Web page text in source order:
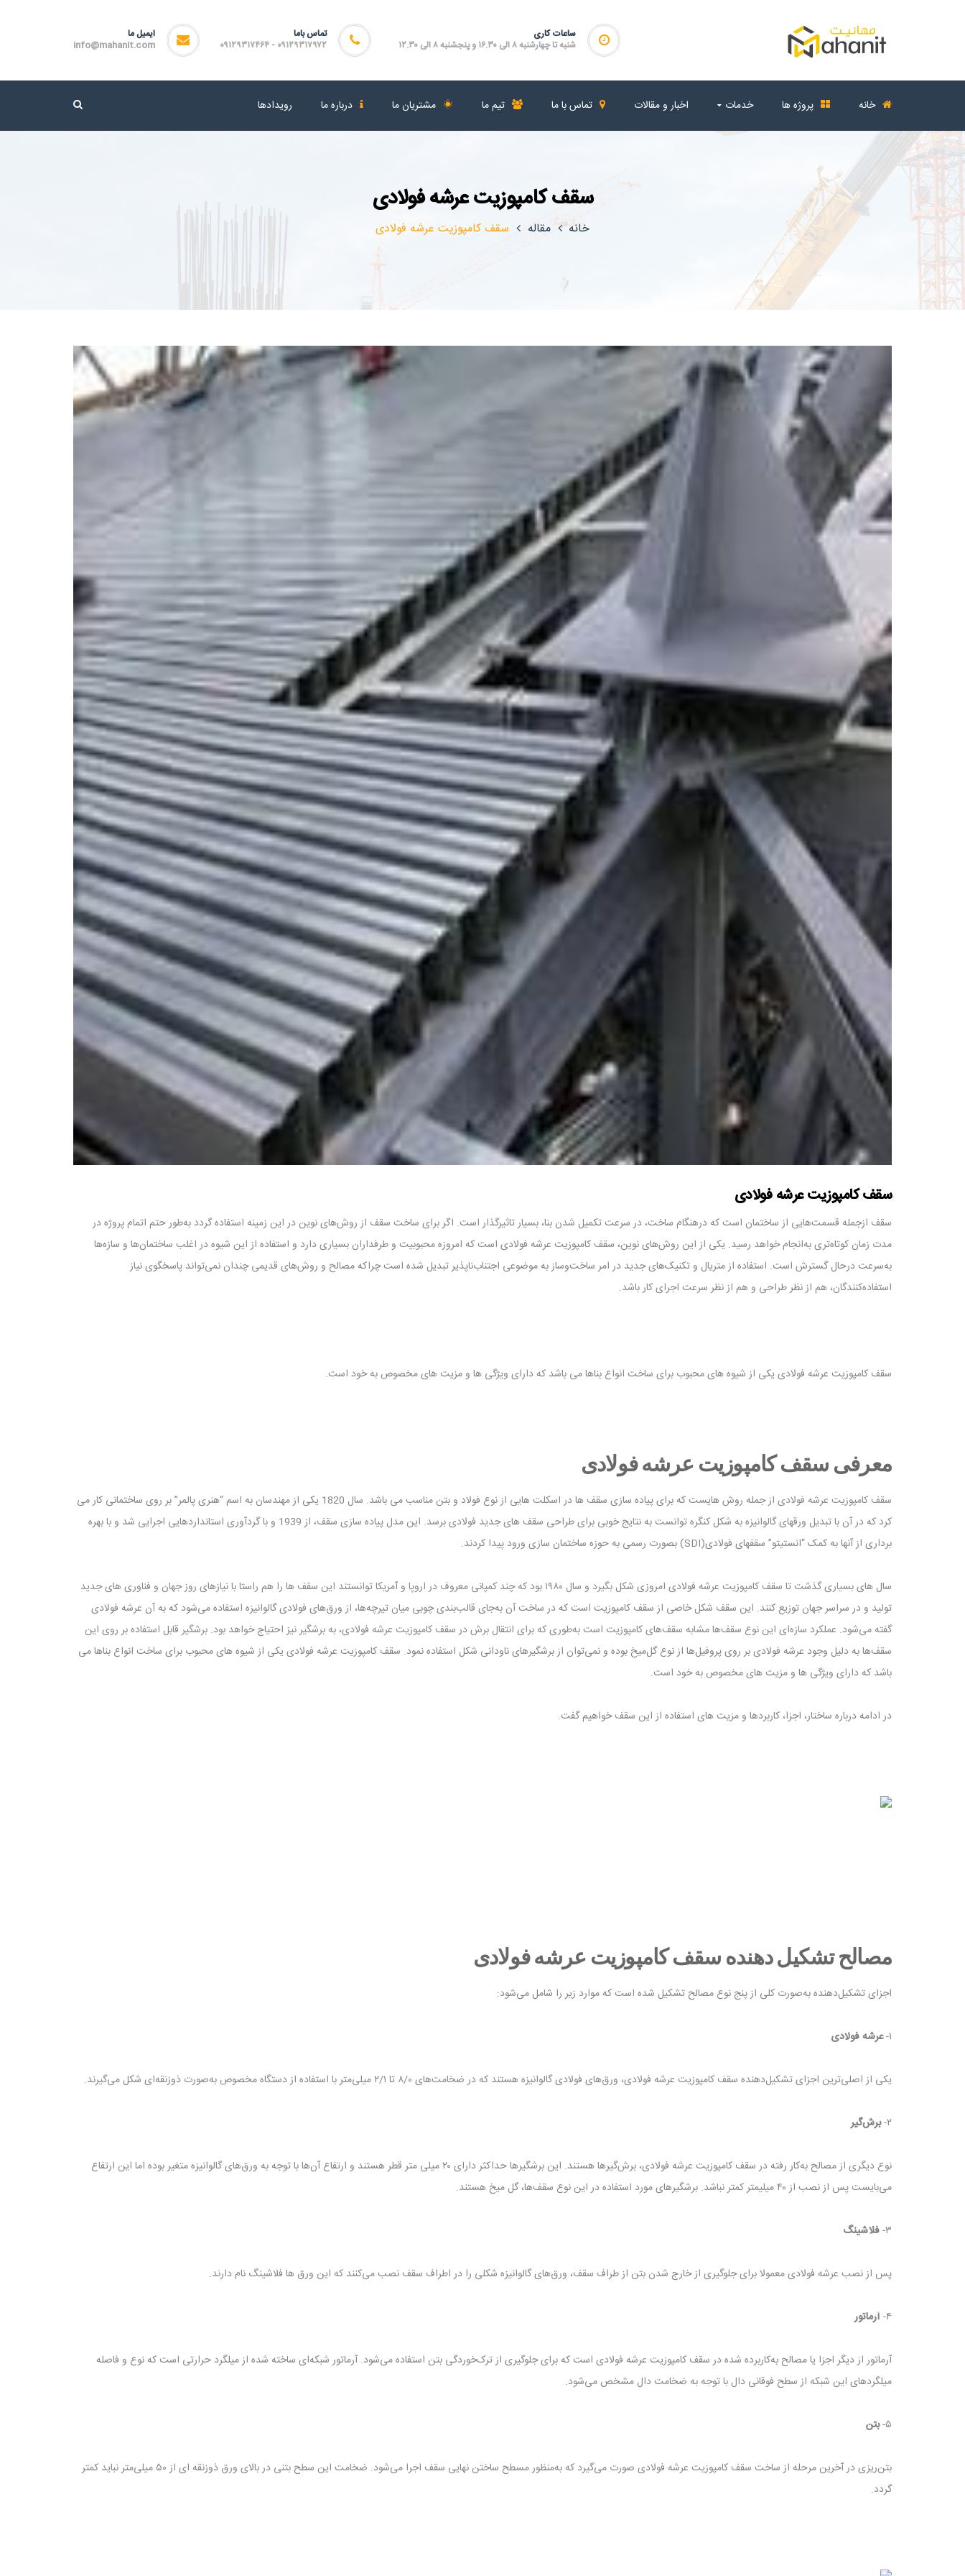
ایمیل ما
info@mahanit.com
تماس باما
۰۹۱۲۹۳۱۷۹۷۲ - ۰۹۱۲۹۳۱۷۴۶۴
ساعات کاری
شنبه تا چهارشنبه ۸ الی ۱۶.۳۰ و پنجشنبه ۸ الی ۱۲.۳۰
خانه پروژه ها خدمات اخبار و مقالات تماس با ما تیم ما مشتریان ما درباره ما رویدادها
سقف کامپوزیت عرشه فولادی
خانه مقاله سقف کامپوزیت عرشه فولادی
سقف کامپوزیت عرشه فولادی
سقف ازجمله قسمت‌هایی از ساختمان است که درهنگام ساخت، در سرعت تکمیل شدن بنا، بسیار تاثیرگذار است. اگر برای ساخت سقف از روش‌های نوین در این زمینه استفاده گردد به‌طور حتم اتمام پروژه در
مدت زمان کوتاه‌تری به‌انجام خواهد رسید. یکی از این روش‌های نوین، سقف کامپوزیت عرشه فولادی است که امروزه محبوبیت و طرفداران بسیاری دارد و استفاده از این شیوه در اغلب ساختمان‌ها و سازه‌ها
به‌سرعت درحال گسترش است. استفاده از متریال و تکنیک‌های جدید در امر ساخت‌و‌ساز به موضوعی اجتناب‌ناپذیر تبدیل شده است چراکه مصالح و روش‌های قدیمی چندان نمی‌تواند پاسخگوی نیاز
استفاده‌کنندگان، هم از نظر طراحی و هم از نظر سرعت اجرای کار باشد.
سقف کامپوزیت عرشه فولادی یکی از شیوه های محبوب برای ساخت انواع بناها می باشد که دارای ویژگی ها و مزیت های مخصوص به خود است.
معرفی سقف کامپوزیت عرشه فولادی
سقف کامپوزیت عرشه فولادی
از جمله روش هایست که برای پیاده سازی سقف ها در اسکلت هایی از نوع فولاد و بتن مناسب می باشد. سال 1820 یکی از مهندسان به اسم “هنری پالمر” بر روی ساختمانی کار می
کرد که در آن با تبدیل ورقهای گالوانیزه به شکل کنگره توانست به نتایج خوبی برای طراحی سقف های جدید فولادی برسد. این مدل پیاده سازی سقف، از 1939 و با گردآوری استانداردهایی اجرایی شد و با بهره
‌برداری از آنها به کمک “انستیتو” سقفهای فولادی(SDI) بصورت رسمی به حوزه ساختمان سازی ورود پیدا کردند.
سال های بسیاری گذشت تا سقف کامپوزیت عرشه فولادی امروزی شکل بگیرد و سال ۱۹۸۰ بود که چند کمپانی معروف در اروپا و آمریکا توانستند این سقف ها را هم راستا با نیازهای روز جهان و فناوری های جدید
تولید و در سراسر جهان توزیع کنند. این سقف شکل خاصی از سقف کامپوزیت است که در ساخت آن‌ به‌جای قالب‌بندی چوبی میان تیرچه‌ها، از ورق‌های فولادی گالوانیزه استفاده می‌شود که به آن عرشه فولادی
گفته می‌شود. عملکرد سازه‌ای این نوع سقف‌ها مشابه سقف‌های کامپوزیت است به‌طوری که برای انتقال برش در سقف کامپوزیت عرشه فولادی، به برشگیر نیز احتیاج خواهد بود. برشگیر قابل استفاده بر روی این
سقف‌ها به‌ دلیل وجود عرشه فولادی بر روی پروفیل‌ها از نوع گل‌میخ بوده و نمی‌توان از برشگیرهای ناودانی شکل استفاده نمود. سقف کامپوزیت عرشه فولادی یکی از شیوه های محبوب برای ساخت انواع بناها می
باشد که دارای ویژگی ها و مزیت های مخصوص به خود است.
در ادامه درباره ساختار، اجزا، کاربردها و مزیت های استفاده از این سقف خواهیم گفت.
مصالح تشکیل دهنده سقف کامپوزیت عرشه فولادی
اجزای تشکیل‌دهنده به‌صورت کلی از پنج نوع مصالح تشکیل شده است که موارد زیر را شامل می‌شود:
۱- عرشه فولادی
یکی از اصلی‌ترین اجزای تشکیل‌دهنده سقف کامپوزیت عرشه فولادی، ورق‌های فولادی گالوانيزه هستند که در ضخامت‌های ۸/۰ تا ۲/۱ ميلی‌متر با استفاده از دستگاه‌ مخصوص به‌صورت ذوزنقه‌ای شکل‌ می‌گیرند.
۲- برش‌گیر
نوع دیگری از مصالح به‌کار رفته در سقف کامپوزیت عرشه فولادی، برش‌گیرها هستند. این برشگیرها حداکثر دارای ۲۰ میلی متر قطر هستند و ارتفاع آن‌ها با توجه به ورق‌های گالوانیزه متغیر بوده اما این ارتفاع
می‌بایست پس از نصب از ۴۰ میلیمتر کمتر نباشد. برشگیرهای مورد استفاده در این نوع سقف‌ها، گل میخ هستند.
۳- فلاشینگ
پس از نصب عرشه فولادی معمولا برای جلوگیری از خارج شدن بتن از طراف سقف، ورق‌های گالوانیزه شکلی را در اطراف سقف نصب می‌کنند که این ورق ها فلاشینگ نام دارند.
۴- آرماتور
آرماتور از دیگر اجزا یا مصالح به‌کاربرده شده در سقف کامپوزیت عرشه فولادی است که برای جلوگيری از ترک‌خوردگی بتن استفاده می‌شود. آرماتور شبکه‌ای ساخته شده از ميلگرد حرارتی است که نوع و فاصله
ميلگردهای اين شبکه از سطح فوقانی دال با توجه به ضخامت دال مشخص می‌شود.
۵- بتن
بتن‌ریزی در آخرین مرحله از ساخت سقف کامپوزیت عرشه فولادی صورت می‌گیرد که به‌منظور مسطح ساختن نهایی سقف اجرا می‌شود. ضخامت این سطح بتنی در بالای ورق ذوزنقه ای از ۵۰ میلی‌متر نباید کمتر
گردد.